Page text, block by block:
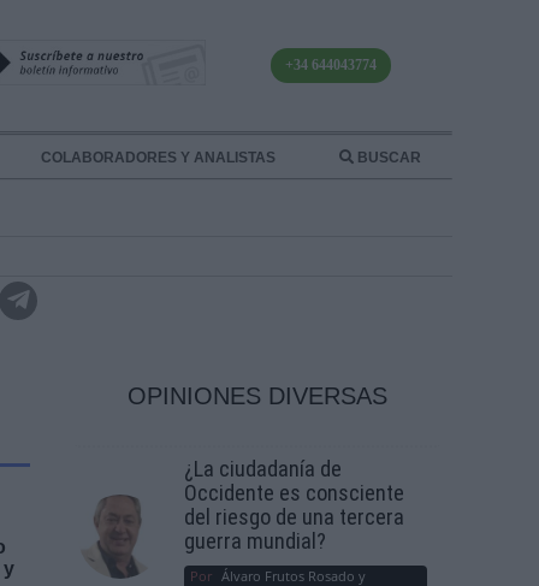
+34 644043774
COLABORADORES Y ANALISTAS BUSCAR
y
OPINIONES DIVERSAS
¿La ciudadanía de
Occidente es consciente
del riesgo de una tercera
guerra mundial?
Por Álvaro Frutos Rosado y